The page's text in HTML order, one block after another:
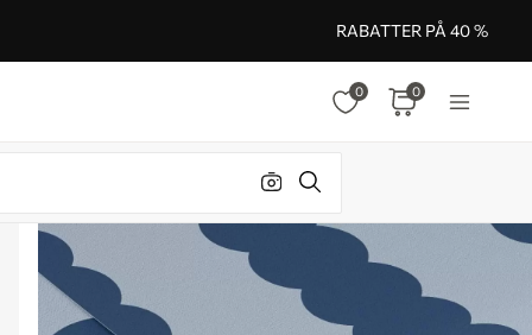
RABATTER PÅ 40 %
0 0